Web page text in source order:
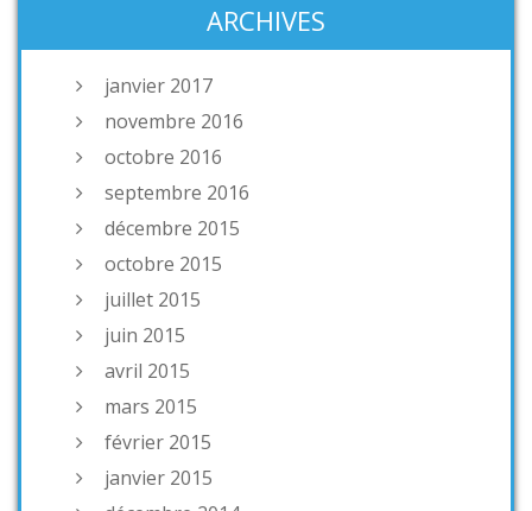
ARCHIVES
janvier 2017
novembre 2016
octobre 2016
septembre 2016
décembre 2015
octobre 2015
juillet 2015
juin 2015
avril 2015
mars 2015
février 2015
janvier 2015